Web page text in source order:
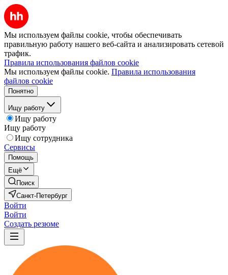
Мы используем файлы cookie, чтобы обеспечивать
правильную работу нашего веб-сайта и анализировать сетевой
трафик.
Правила использования файлов cookie
Мы используем файлы cookie. Правила использования
файлов cookie
Понятно
Ищу работу
Ищу работу
Ищу работу
Ищу сотрудника
Сервисы
Помощь
Ещё
Поиск
Санкт-Петербург
Войти
Войти
Создать резюме